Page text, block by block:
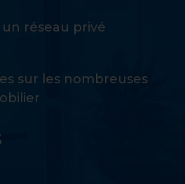
réseau privé
sur les nombreuses